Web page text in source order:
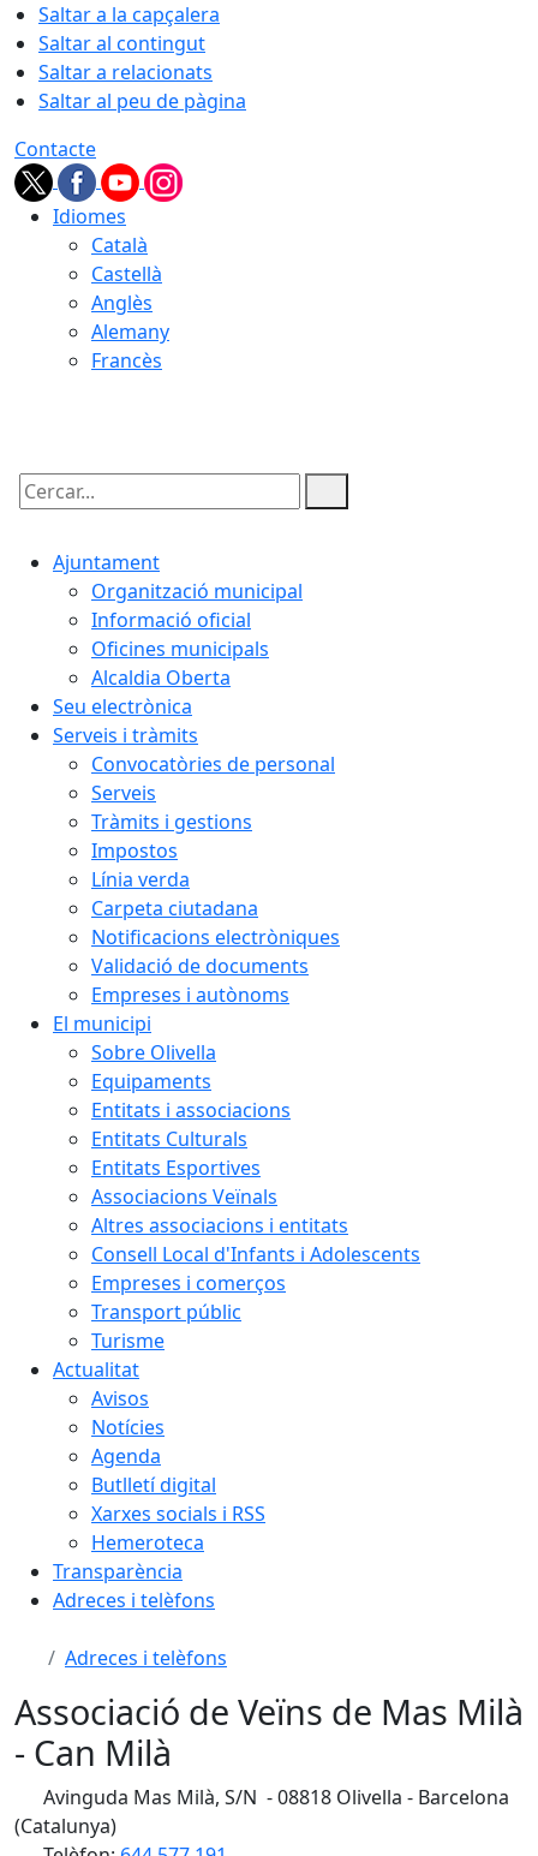
Saltar a la capçalera
Saltar al contingut
Saltar a relacionats
Saltar al peu de pàgina
Contacte
Idiomes
Català
Castellà
Anglès
Alemany
Francès
Cercar:
Ajuntament
Organització municipal
Informació oficial
Oficines municipals
Alcaldia Oberta
Seu electrònica
Serveis i tràmits
Convocatòries de personal
Serveis
Tràmits i gestions
Impostos
Línia verda
Carpeta ciutadana
Notificacions electròniques
Validació de documents
Empreses i autònoms
El municipi
Sobre Olivella
Equipaments
Entitats i associacions
Entitats Culturals
Entitats Esportives
Associacions Veïnals
Altres associacions i entitats
Consell Local d'Infants i Adolescents
Empreses i comerços
Transport públic
Turisme
Actualitat
Avisos
Notícies
Agenda
Butlletí digital
Xarxes socials i RSS
Hemeroteca
Transparència
Adreces i telèfons
Adreces i telèfons
Associació de Veïns de Mas Milà
- Can Milà
Avinguda Mas Milà, S/N - 08818 Olivella - Barcelona
(Catalunya)